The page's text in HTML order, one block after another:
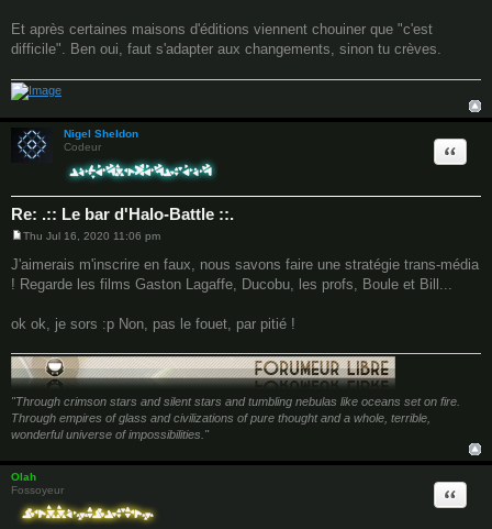
Et après certaines maisons d'éditions viennent chouiner que "c'est
difficile". Ben oui, faut s'adapter aux changements, sinon tu crèves.
Nigel Sheldon
Codeur
Re: .:: Le bar d'Halo-Battle ::.
Quote
s
t
Thu Jul 16, 2020 11:06 pm
J'aimerais m'inscrire en faux, nous savons faire une stratégie trans-média
! Regarde les films Gaston Lagaffe, Ducobu, les profs, Boule et Bill...
ok ok, je sors :p Non, pas le fouet, par pitié !
"Through crimson stars and silent stars and tumbling nebulas like oceans set on fire.
Through empires of glass and civilizations of pure thought and a whole, terrible,
wonderful universe of impossibilities."
Olah
Fossoyeur
Quote